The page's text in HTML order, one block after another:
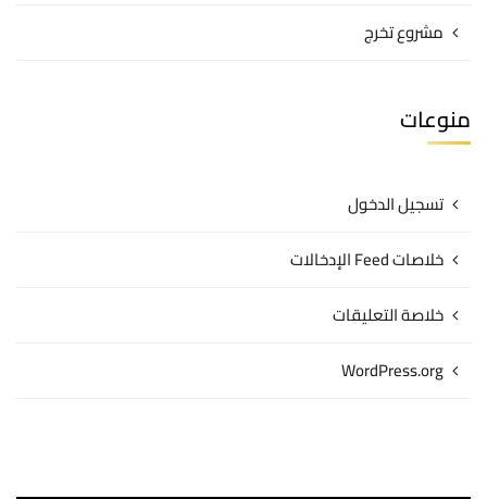
مشروع تخرج
منوعات
تسجيل الدخول
خلاصات Feed الإدخالات
خلاصة التعليقات
WordPress.org